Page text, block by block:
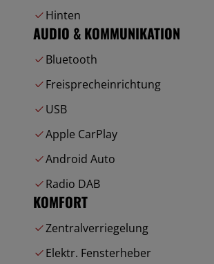
Hinten
AUDIO & KOMMUNIKATION
Bluetooth
Freisprecheinrichtung
USB
Apple CarPlay
Android Auto
Radio DAB
KOMFORT
Zentralverriegelung
Elektr. Fensterheber